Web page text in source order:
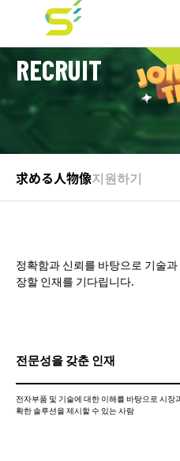
RECRUIT
求める人物像지원하기
정확함과 신뢰를 바탕으로 기술
장할 인재를 기다립니다.
전문성을 갖춘 인재
전자부품 및 기술에 대한 이해를 바탕으로 시
확한 솔루션을 제시할 수 있는 사람